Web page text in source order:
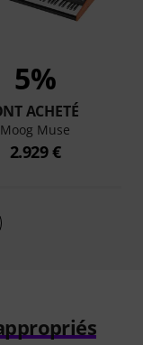
5%
ACHETÉ
Moog Muse
2.929 €